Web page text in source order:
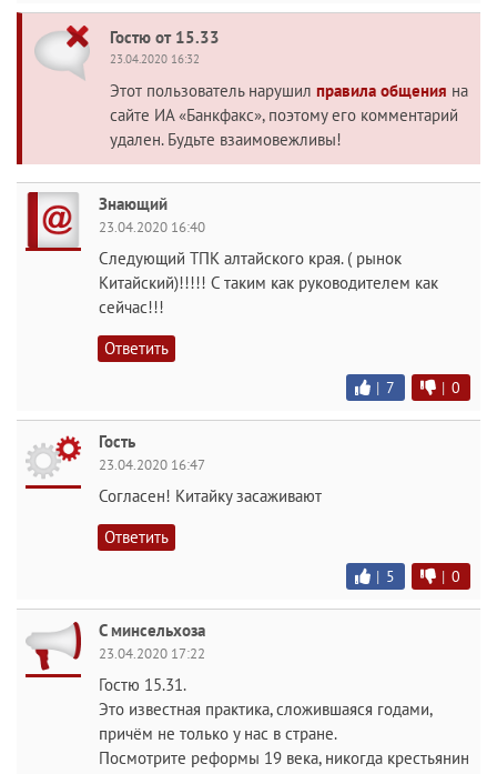
Гостю от 15.33
23.04.2020 16:32
Этот пользователь нарушил правила общения на
сайте ИА «Банкфакс», поэтому его комментарий
удален. Будьте взаимовежливы!
Знающий
23.04.2020 16:40
Следующий ТПК алтайского края. ( рынок
Китайский)!!!!! С таким как руководителем как
сейчас!!!
Ответить
| 7 | 0
Гость
23.04.2020 16:47
Согласен! Китайку засаживают
Ответить
| 5 | 0
С минсельхоза
23.04.2020 17:22
Гостю 15.31.
Это известная практика, сложившаяся годами,
причём не только у нас в стране.
Посмотрите реформы 19 века, никогда крестьянин